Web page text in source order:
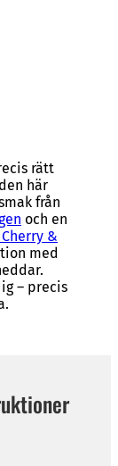
rätt
här
från
och en
&
med
– precis